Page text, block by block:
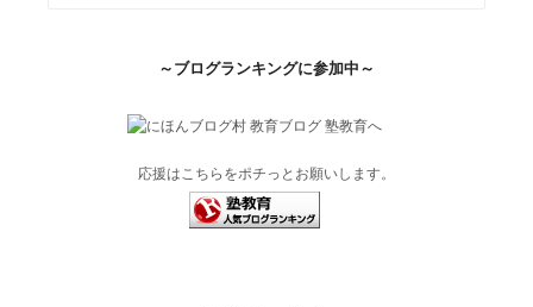
～ブログランキングに参加中～
応援はこちらをポチっとお願いします。